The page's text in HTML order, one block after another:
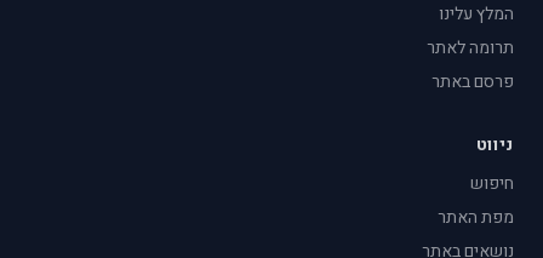
המלץ עלינו
תרומה לאתר
פרסם באתר
ניווט
חיפוש
מפת האתר
נושאים באתר